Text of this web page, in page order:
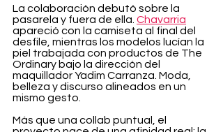
La colaboración debutó sobre la
pasarela y fuera de ella. Chavarria
apareció con la camiseta al final del
desfile, mientras los modelos lucían la
piel trabajada con productos de The
Ordinary bajo la dirección del
maquillador Yadim Carranza. Moda,
belleza y discurso alineados en un
mismo gesto.
Más que una collab puntual, el